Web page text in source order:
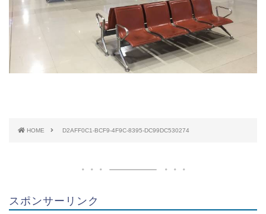
HOME D2AFF0C1-BCF9-4F9C-8395-DC99DC530274
スポンサーリンク